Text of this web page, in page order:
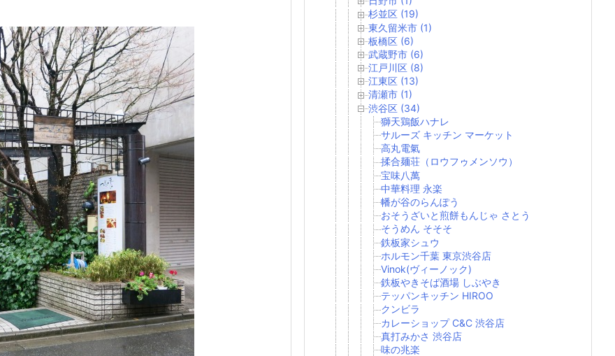
杉並区 (19)
東久留米市 (1)
板橋区 (6)
武蔵野市 (6)
江戸川区 (8)
江東区 (13)
清瀬市 (1)
渋谷区 (34)
獅天鶏飯ハナレ
サルーズ キッチン マーケット
高丸電氣
揉合麺荘（ロウフゥメンソウ）
宝味八萬
中華料理 永楽
幡が谷のらんぽう
おそうざいと煎餅もんじゃ さとう
そうめん そそそ
鉄板家シュウ
ホルモン千葉 東京渋谷店
Vinok(ヴィーノック)
鉄板やきそば酒場 しぶやき
テッパンキッチン HIROO
クンビラ
カレーショップ C&C 渋谷店
真打みかさ 渋谷店
味の兆楽